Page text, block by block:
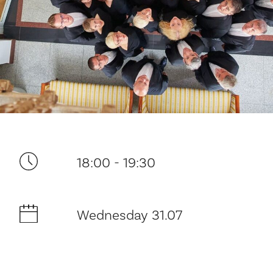
Your visit
The music in the Cathedral
History and architecture
18:00 - 19:30
Wednesday 31.07